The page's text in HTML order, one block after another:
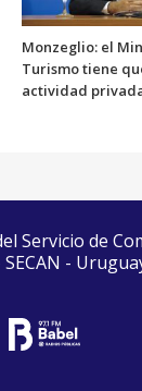
Monzeglio: el
Turismo tiene
actividad
Servicio de
-